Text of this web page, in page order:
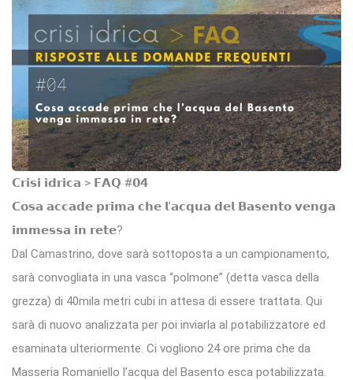
𝗖𝗿𝗶𝘀𝗶 𝗶𝗱𝗿𝗶𝗰𝗮 > 𝗙𝗔𝗤 #𝟬𝟰
𝗖𝗼𝘀𝗮 𝗮𝗰𝗰𝗮𝗱𝗲 𝗽𝗿𝗶𝗺𝗮 𝗰𝗵𝗲 𝗹’𝗮𝗰𝗾𝘂𝗮 𝗱𝗲𝗹 𝗕𝗮𝘀𝗲𝗻𝘁𝗼 𝘃𝗲𝗻𝗴𝗮
𝗶𝗺𝗺𝗲𝘀𝘀𝗮 𝗶𝗻 𝗿𝗲𝘁𝗲?
Dal Camastrino, dove sarà sottoposta a un campionamento,
sarà convogliata in una vasca “polmone” (detta vasca della
grezza) di 40mila metri cubi in attesa di essere trattata. Qui
sarà di nuovo analizzata per poi inviarla al potabilizzatore ed
esaminata ulteriormente. Ci vogliono 24 ore prima che da
Masseria Romaniello l’acqua del Basento esca potabilizzata.